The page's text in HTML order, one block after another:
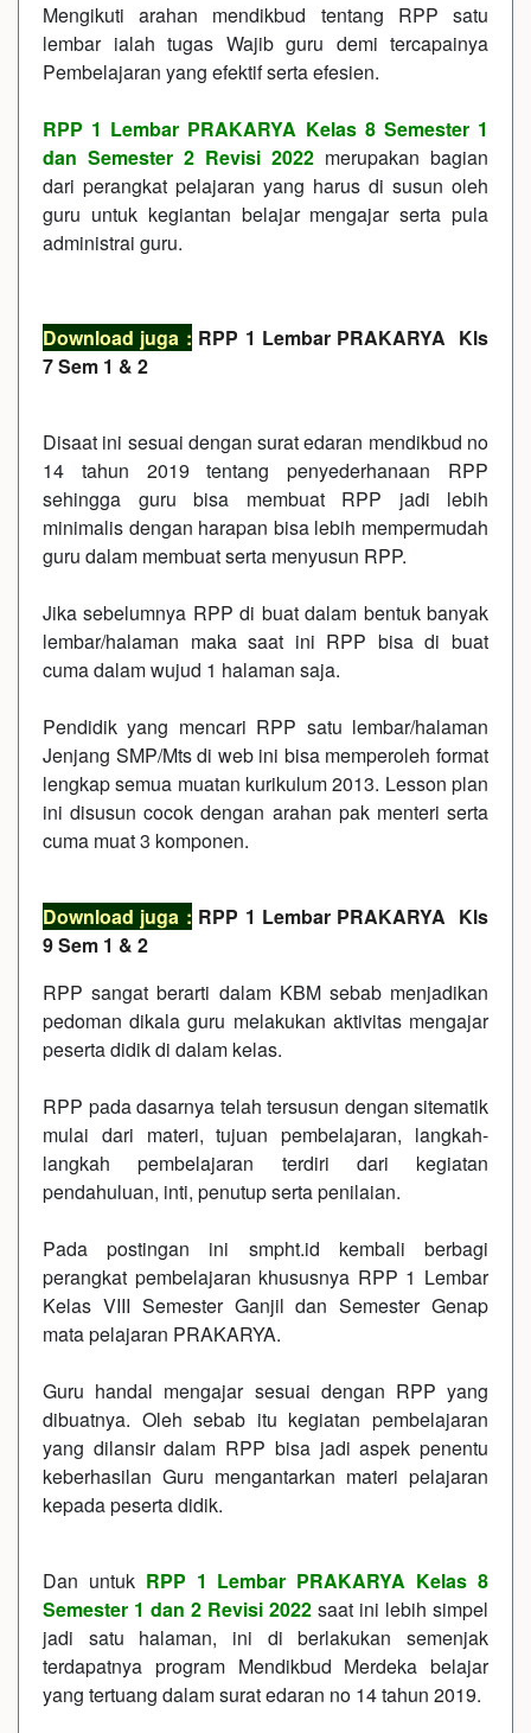
Mengikuti arahan mendikbud tentang RPP satu
lembar ialah tugas Wajib guru demi tercapainya
Pembelajaran yang efektif serta efesien.
RPP 1 Lembar PRAKARYA Kelas 8 Semester 1
dan Semester 2 Revisi 2022 merupakan bagian
dari perangkat pelajaran yang harus di susun oleh
guru untuk kegiantan belajar mengajar serta pula
administrai guru.
Download juga : RPP 1 Lembar PRAKARYA Kls
7 Sem 1 & 2
Disaat ini sesuai dengan surat edaran mendikbud no
14 tahun 2019 tentang penyederhanaan RPP
sehingga guru bisa membuat RPP jadi lebih
minimalis dengan harapan bisa lebih mempermudah
guru dalam membuat serta menyusun RPP.
Jika sebelumnya RPP di buat dalam bentuk banyak
lembar/halaman maka saat ini RPP bisa di buat
cuma dalam wujud 1 halaman saja.
Pendidik yang mencari RPP satu lembar/halaman
Jenjang SMP/Mts di web ini bisa memperoleh format
lengkap semua muatan kurikulum 2013. Lesson plan
ini disusun cocok dengan arahan pak menteri serta
cuma muat 3 komponen.
Download juga : RPP 1 Lembar PRAKARYA Kls
9 Sem 1 & 2
RPP sangat berarti dalam KBM sebab menjadikan
pedoman dikala guru melakukan aktivitas mengajar
peserta didik di dalam kelas.
RPP pada dasarnya telah tersusun dengan sitematik
mulai dari materi, tujuan pembelajaran, langkah-
langkah pembelajaran terdiri dari kegiatan
pendahuluan, inti, penutup serta penilaian.
Pada postingan ini smpht.id kembali berbagi
perangkat pembelajaran khususnya RPP 1 Lembar
Kelas VIII Semester Ganjil dan Semester Genap
mata pelajaran PRAKARYA.
Guru handal mengajar sesuai dengan RPP yang
dibuatnya. Oleh sebab itu kegiatan pembelajaran
yang dilansir dalam RPP bisa jadi aspek penentu
keberhasilan Guru mengantarkan materi pelajaran
kepada peserta didik.
Dan untuk RPP 1 Lembar PRAKARYA Kelas 8
Semester 1 dan 2 Revisi 2022 saat ini lebih simpel
jadi satu halaman, ini di berlakukan semenjak
terdapatnya program Mendikbud Merdeka belajar
yang tertuang dalam surat edaran no 14 tahun 2019.